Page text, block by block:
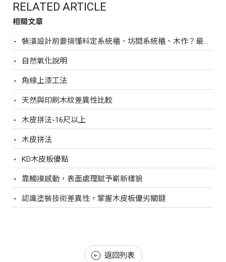
RELATED ARTICLE
相關文章
裝潢設計前要搞懂科定系統櫃、坊間系統櫃、木作？最完整比較，裝潢設計前必看！
自然氧化說明
角線上漆工法
天然與印刷木紋差異性比較
木皮拼法-16尺以上
木皮拼法
KD木皮板優點
靠觸摸感動，表面處理賦予嶄新樣貌
認識塗裝技術差異性，掌握木皮板優劣關鍵
返回列表